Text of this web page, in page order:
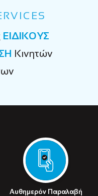
ΕΙΔΙΚΟΥΣ
Κινητών
Αυθημερόν Παραλαβή